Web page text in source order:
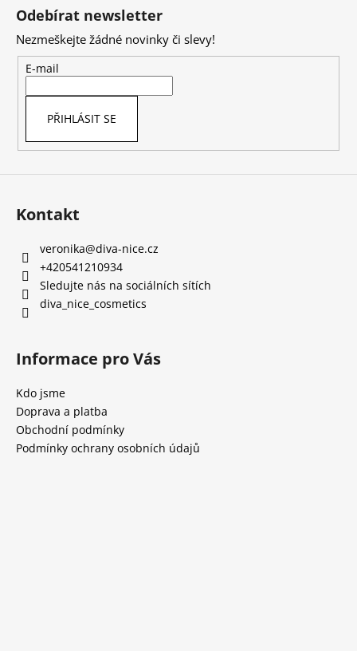
p
r
ý
í
Odebírat newsletter
Nezmeškejte žádné novinky či slevy!
E-mail
PŘIHLÁSIT SE
Kontakt
veronika@diva-nice.cz
+420541210934
Sledujte nás na sociálních sítích
diva_nice_cosmetics
Informace pro Vás
Kdo jsme
Doprava a platba
Obchodní podmínky
Podmínky ochrany osobních údajů